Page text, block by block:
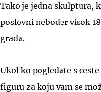
Tako je jedna skulptura,
poslovni neboder visok
grada.
Ukoliko pogledate s
figuru za koju vam se